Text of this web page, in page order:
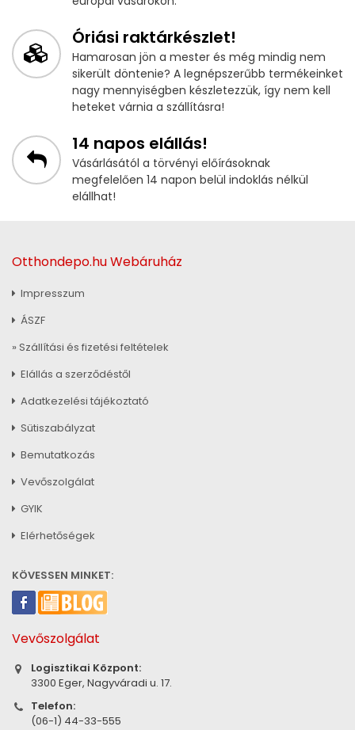
Óriási raktárkészlet!
Hamarosan jön a mester és még mindig nem
sikerült döntenie? A legnépszerűbb termékeinket
nagy mennyiségben készletezzük, így nem kell
heteket várnia a szállításra!
14 napos elállás!
Vásárlásától a törvényi előírásoknak
megfelelően 14 napon belül indoklás nélkül
elállhat!
Otthondepo.hu Webáruház
Impresszum
ÁSZF
» Szállítási és fizetési feltételek
Elállás a szerződéstől
Adatkezelési tájékoztató
Sütiszabályzat
Bemutatkozás
Vevőszolgálat
GYIK
Elérhetőségek
KÖVESSEN MINKET:
Vevőszolgálat
Logisztikai Központ:
3300 Eger, Nagyváradi u. 17.
Telefon:
(06-1) 44-33-555